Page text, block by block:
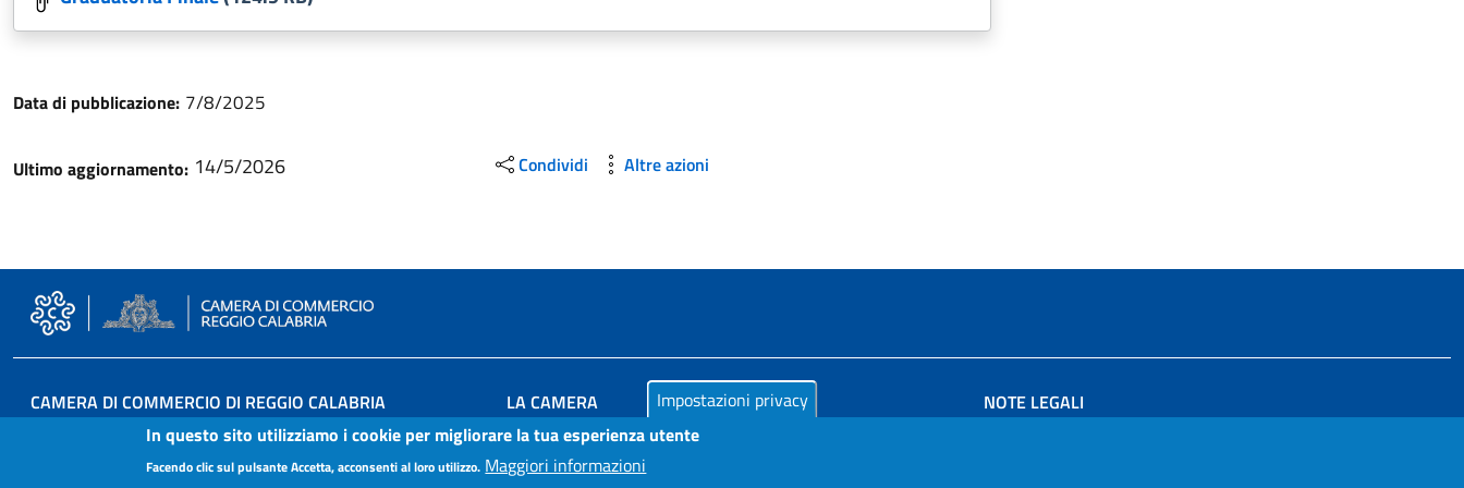
Data di pubblicazione: 7/8/2025
Ultimo aggiornamento: 14/5/2026 Condividi Altre azioni
CAMERA DI COMMERCIO DI REGGIO CALABRIA
Via T. Campanella, 22 (già 12) - 89125 Reggio Calabria
Tel: 0965 384111
LA CAMERA
PUBBLICITÀ LEGALE
AMMINISTRAZIONE TRASPARENTE
NOTE LEGALI
Impostazioni privacy
In questo sito utilizziamo i cookie per migliorare la tua esperienza utente
Facendo clic sul pulsante Accetta, acconsenti al loro utilizzo. Maggiori informazioni